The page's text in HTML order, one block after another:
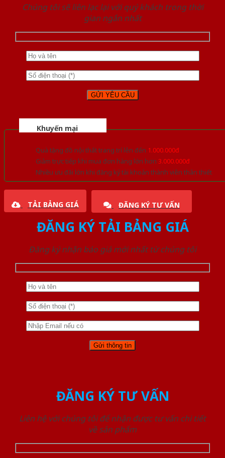
Chúng tôi sẽ liên lạc lại với quý khách trong thời
gian ngắn nhất
Khuyến mại
Quà tặng đồ nội thất trang trí lên đến 1.000.000đ
Giảm trực tiếp khi mua đơn hàng lớn hơn 3.000.000đ
Nhiều ưu đãi lớn khi đăng ký tài khoản thành viên thân thiết
TẢI BẢNG GIÁ ĐĂNG KÝ TƯ VẤN
ĐĂNG KÝ TẢI BẢNG GIÁ
Đăng ký nhận báo giá mới nhất từ chúng tôi
ĐĂNG KÝ TƯ VẤN
Liên hệ với chúng tôi để nhận được tư vấn chi tiết
về sản phẩm